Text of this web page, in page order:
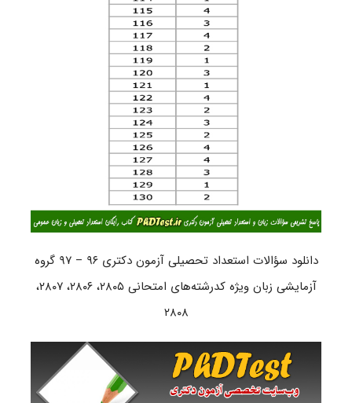
دانلود سؤالات استعداد تحصیلی آزمون دکتری ۹۶ – ۹۷ گروه
آزمایشی زبان ویژه کدرشته‌های امتحانی ۲۸۰۵، ۲۸۰۶، ۲۸۰۷،
۲۸۰۸